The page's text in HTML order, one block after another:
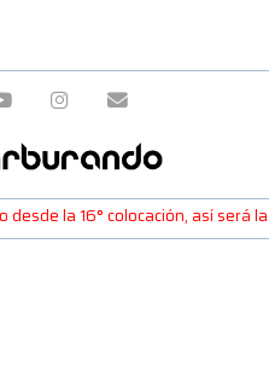
desde la 16° colocación, así